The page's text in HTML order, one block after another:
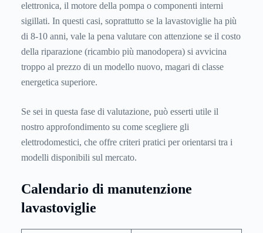
elettronica, il motore della pompa o componenti interni
sigillati. In questi casi, soprattutto se la lavastoviglie ha più
di 8-10 anni, vale la pena valutare con attenzione se il costo
della riparazione (ricambio più manodopera) si avvicina
troppo al prezzo di un modello nuovo, magari di classe
energetica superiore.
Se sei in questa fase di valutazione, può esserti utile il
nostro approfondimento su come scegliere gli
elettrodomestici, che offre criteri pratici per orientarsi tra i
modelli disponibili sul mercato.
Calendario di manutenzione
lavastoviglie